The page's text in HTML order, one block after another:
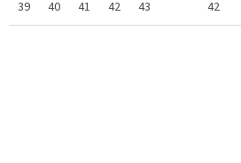
39
40 41 42 43
42